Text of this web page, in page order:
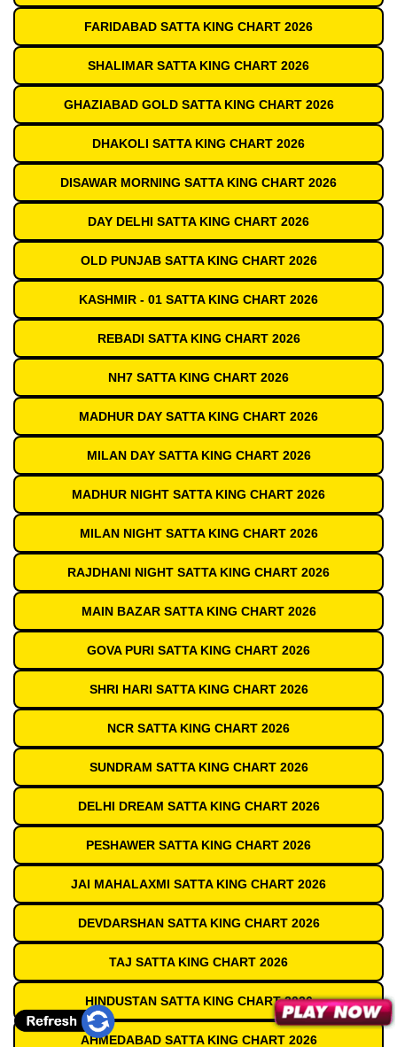
FARIDABAD SATTA KING CHART 2026
SHALIMAR SATTA KING CHART 2026
GHAZIABAD GOLD SATTA KING CHART 2026
DHAKOLI SATTA KING CHART 2026
DISAWAR MORNING SATTA KING CHART 2026
DAY DELHI SATTA KING CHART 2026
OLD PUNJAB SATTA KING CHART 2026
KASHMIR - 01 SATTA KING CHART 2026
REBADI SATTA KING CHART 2026
NH7 SATTA KING CHART 2026
MADHUR DAY SATTA KING CHART 2026
MILAN DAY SATTA KING CHART 2026
MADHUR NIGHT SATTA KING CHART 2026
MILAN NIGHT SATTA KING CHART 2026
RAJDHANI NIGHT SATTA KING CHART 2026
MAIN BAZAR SATTA KING CHART 2026
GOVA PURI SATTA KING CHART 2026
SHRI HARI SATTA KING CHART 2026
NCR SATTA KING CHART 2026
SUNDRAM SATTA KING CHART 2026
DELHI DREAM SATTA KING CHART 2026
PESHAWER SATTA KING CHART 2026
JAI MAHALAXMI SATTA KING CHART 2026
DEVDARSHAN SATTA KING CHART 2026
TAJ SATTA KING CHART 2026
HINDUSTAN SATTA KING CHART 2026
AHMEDABAD SATTA KING CHART 2026